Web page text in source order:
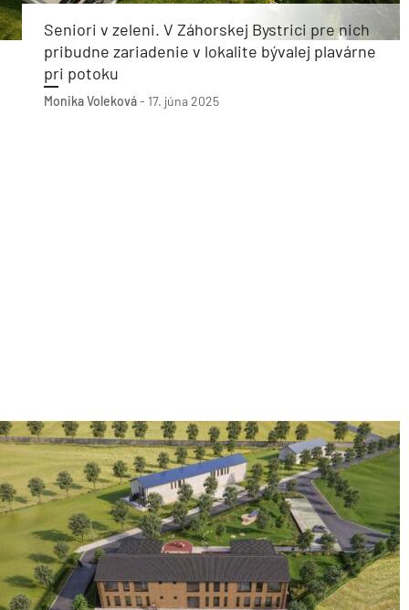
Seniori v zeleni. V Záhorskej Bystrici pre nich
pribudne zariadenie v lokalite bývalej plavárne
pri potoku
Monika Voleková- 17. júna 2025